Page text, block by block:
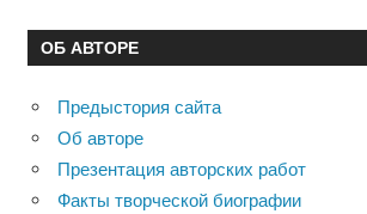
ОБ АВТОРЕ
Предыстория сайта
Об авторе
Презентация авторских работ
Факты творческой биографии